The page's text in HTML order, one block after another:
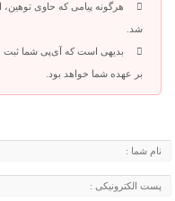
هرگونه پیامی که حاوی توهین،
شد.
بدیهی است که آی‌پی شما
بر عهده شما خواهد بود.